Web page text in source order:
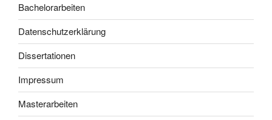
Bachelorarbeiten
Datenschutzerklärung
Dissertationen
Impressum
Masterarbeiten